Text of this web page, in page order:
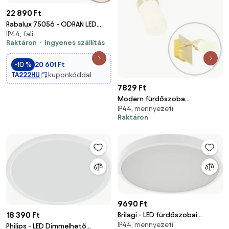
22 890 Ft
Rabalux 75056 - ODRAN LED
fürdőszobai tükörvilágítás
LED/18W/230V IP44 60 cm
IP44, fali
Raktáron
Ingyenes szállítás
-10 % 20 601 Ft
TA222HU
kuponkóddal
7829 Ft
Modern fürdőszoba
spotlámpa sárgaréz IP44 -
Japie
IP44, mennyezeti
Raktáron
18 390 Ft
Philips - LED Dimmelhető
9690 Ft
Brilagi - LED fürdőszobai
mennyezeti lámpa ZENNA
IP44, mennyezeti